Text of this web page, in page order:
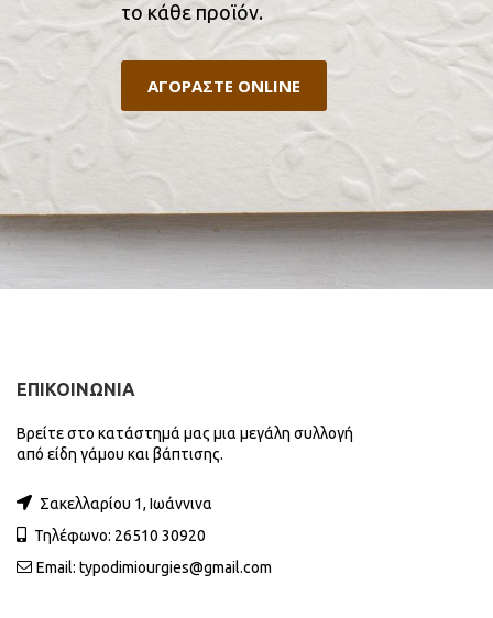
το κάθε προϊόν.
ΑΓΟΡΑΣΤΕ ONLINE
ΕΠΙΚΟΙΝΩΝΙΑ
Βρείτε στο κατάστημά μας μια μεγάλη συλλογή
από είδη γάμου και βάπτισης.
Σακελλαρίου 1, Ιωάννινα
Τηλέφωνο: 26510 30920
Email: typodimiourgies@gmail.com